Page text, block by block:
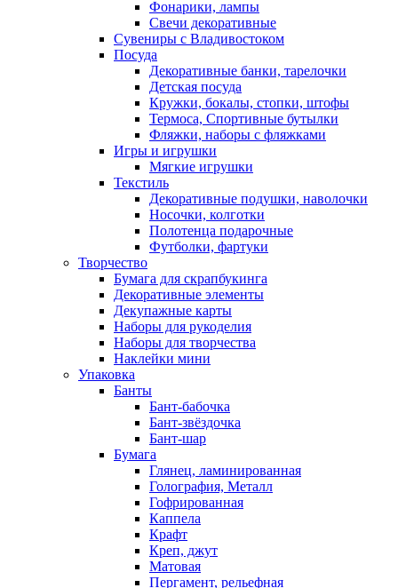
Фонарики, лампы
Свечи декоративные
Сувениры с Владивостоком
Посуда
Декоративные банки, тарелочки
Детская посуда
Кружки, бокалы, стопки, штофы
Термоса, Спортивные бутылки
Фляжки, наборы с фляжками
Игры и игрушки
Мягкие игрушки
Текстиль
Декоративные подушки, наволочки
Носочки, колготки
Полотенца подарочные
Футболки, фартуки
Творчество
Бумага для скрапбукинга
Декоративные элементы
Декупажные карты
Наборы для рукоделия
Наборы для творчества
Наклейки мини
Упаковка
Банты
Бант-бабочка
Бант-звёздочка
Бант-шар
Бумага
Глянец, ламинированная
Голография, Металл
Гофрированная
Каппела
Крафт
Креп, джут
Матовая
Пергамент, рельефная